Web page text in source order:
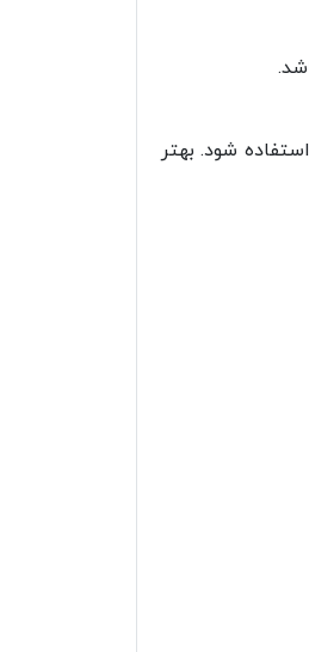
استفاده شود. بهتر